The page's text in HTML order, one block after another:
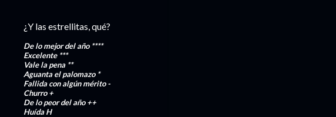
¿Y las estrellitas, qué?
De lo mejor del año ****
Excelente***
Vale la pena **
Aguanta el palomazo *
Fallida con algún mérito-
Churro+
De lo peor del año++
HuídaH